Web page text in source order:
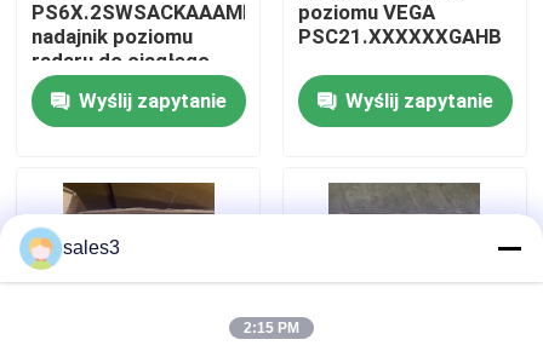
Nowości
Poproś o wycenę
News
ALLEN BRADLEY PLC Produkty
PEPPERL FUCHS Izolowana bariera
PS6X.2SWSACKAAAMKHAXXXXXXX
nadajnik poziomu
radaru do ciągłego
Wyślij zapytanie
poziomu VEGA
PSC21.XXXXXXGAHB
Wyślij zapytanie
sales3
2:15 PM